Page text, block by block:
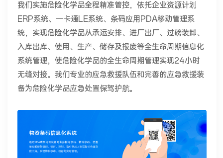
我们实施危险化学品全程精准管控，依托企业资源计划
ERP系统、一卡通LE系统、条码应用PDA移动管理系
统，实现危险化学品从承运安排、进厂出厂、过磅装卸、
入库出库、使用、生产、储存及报废等全生命周期信息化
系统管理，使危险化学品的全生命周期管理实现24小时
无缝对接。我们专业的应急救援队伍和完善的应急救援装
备为危险化学品应急处置保驾护航。